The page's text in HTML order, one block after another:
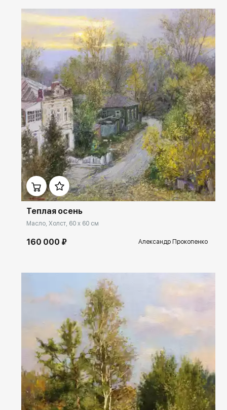
Домен: rakovgallery.ru
Теплая осень
Масло, Холст, 60 x 60 см
160 000 ₽ Александр Прокопенко